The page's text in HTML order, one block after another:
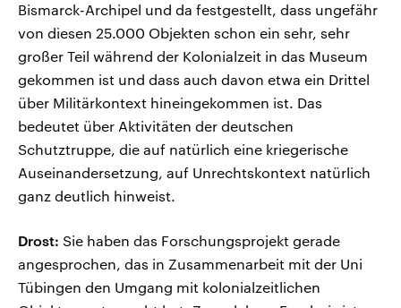
Bismarck-Archipel und da festgestellt, dass ungefähr
von diesen 25.000 Objekten schon ein sehr, sehr
großer Teil während der Kolonialzeit in das Museum
gekommen ist und dass auch davon etwa ein Drittel
über Militärkontext hineingekommen ist. Das
bedeutet über Aktivitäten der deutschen
Schutztruppe, die auf natürlich eine kriegerische
Auseinandersetzung, auf Unrechtskontext natürlich
ganz deutlich hinweist.
Drost: Sie haben das Forschungsprojekt gerade
angesprochen, das in Zusammenarbeit mit der Uni
Tübingen den Umgang mit kolonialzeitlichen